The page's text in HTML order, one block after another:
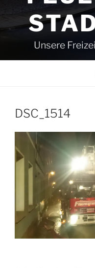
Unsere
DSC_1514